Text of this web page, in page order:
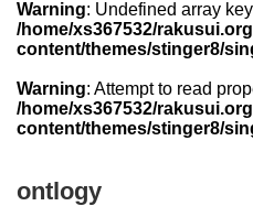
Warning: Undefined array
/home/xs367532/
content/themes/stinger8/
Warning: Attempt to read
/home/xs367532/
content/themes/stinger8/
ontlogy